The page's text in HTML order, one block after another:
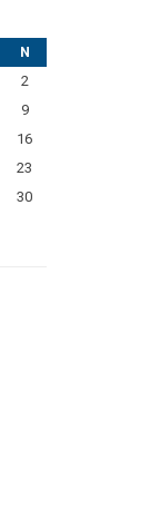
N
2
9
16
23
30